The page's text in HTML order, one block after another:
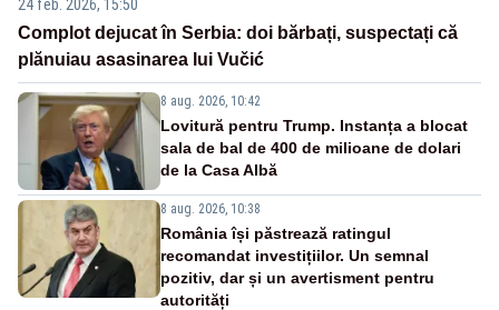
24 feb. 2026, 15:50
Complot dejucat în Serbia: doi bărbați, suspectați că
plănuiau asasinarea lui Vučić
8 aug. 2026, 10:42
Lovitură pentru Trump. Instanța a blocat
sala de bal de 400 de milioane de dolari
de la Casa Albă
8 aug. 2026, 10:38
România își păstrează ratingul
recomandat investițiilor. Un semnal
pozitiv, dar și un avertisment pentru
autorități